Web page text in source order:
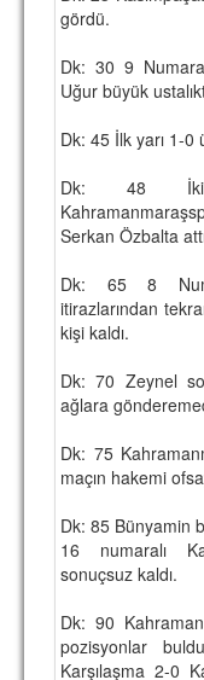
PERSONEL
BASINDAN
ESKi
HAKKIMIZDA
MİSYON
İRTİBAT
SİTE
REKLAM
gördü.
Dk: 30 9
Uğur büyük
Dk: 45 İlk yarı 1-
Dk: 48
Serkan Özbalta
Dk: 65 8
itirazlarından
kişi kaldı.
Dk: 70 Zeynel
ağlara
Dk: 75
maçın hakemi
Dk: 85 Bünyamin
16 numaralı
sonuçsuz kaldı.
Dk: 90
pozisyonlar
Karşılaşma 2-0